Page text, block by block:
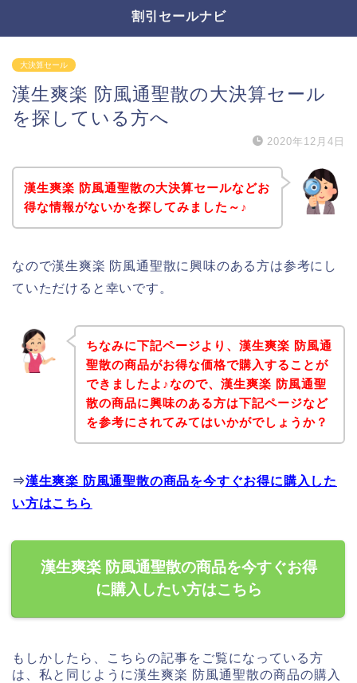
割引セールナビ
大決算セール
漢生爽楽 防風通聖散の大決算セール
を探している方へ
2020年12月4日
漢生爽楽 防風通聖散の大決算セールなどお
得な情報がないかを探してみました～♪
なので漢生爽楽 防風通聖散に興味のある方は参考にし
ていただけると幸いです。
ちなみに下記ページより、漢生爽楽 防風通
聖散の商品がお得な価格で購入することが
できましたよ♪なので、漢生爽楽 防風通聖
散の商品に興味のある方は下記ページなど
を参考にされてみてはいかがでしょうか？
⇒漢生爽楽 防風通聖散の商品を今すぐお得に購入した
い方はこちら
漢生爽楽 防風通聖散の商品を今すぐお得
に購入したい方はこちら
もしかしたら、こちらの記事をご覧になっている方
は、私と同じように漢生爽楽 防風通聖散の商品の購入